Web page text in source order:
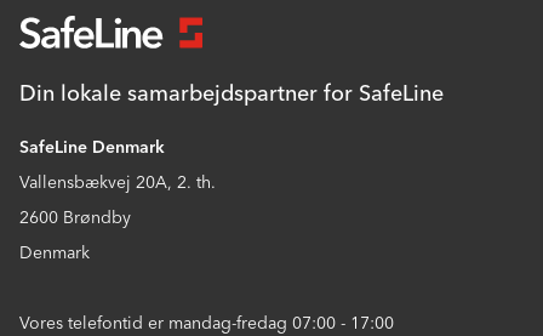
Din lokale samarbejdspartner for SafeLine
SafeLine Denmark
Vallensbækvej 20A, 2. th.
2600 Brøndby
Denmark
Vores telefontid er mandag-fredag 07:00 - 17:00